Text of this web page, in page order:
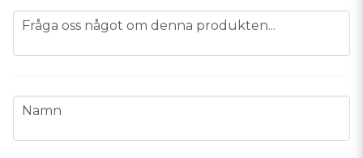
question
Fråga oss något om denna produkten...
name
Namn